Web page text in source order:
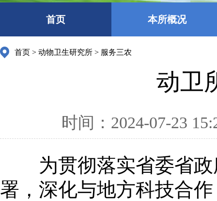
首页 本所概况
首页 > 动物卫生研究所 > 服务三农
动卫
时间：2024-07-23
为贯彻落实省委省
署， 深化与地方科技合